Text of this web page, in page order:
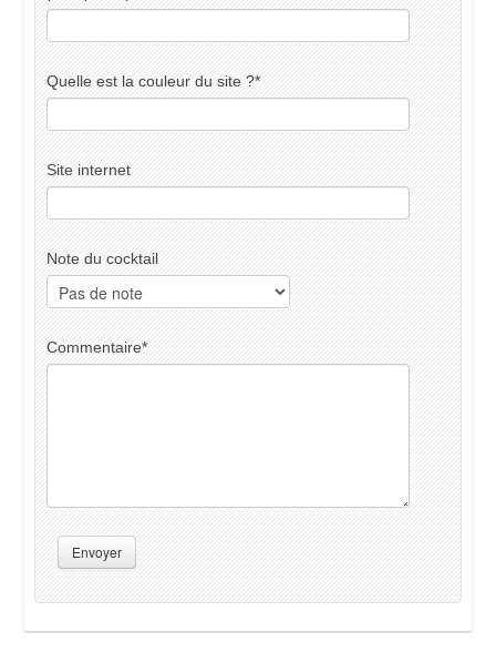
Quelle est la couleur du site ?*
Site internet
Note du cocktail
Commentaire*
Envoyer